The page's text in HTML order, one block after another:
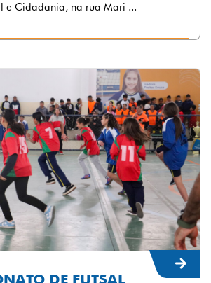
e Cidadania, na rua Mari ...
DE FUTSAL